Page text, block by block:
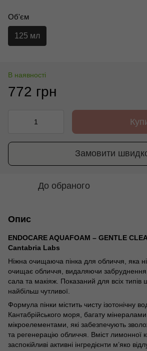
Об'єм
125 мл
В наявності
772 грн
Замовити
До обраного
Опис
ENDOCARE AQUAFOAM – GENTLE
Cantabria Labs
Ніжна очищаюча пінка для обличчя, яка
очищає обличчя, видаляючи
сала та макіяж. Показаний для всіх типів
найбільш чутливої.
Формула пінки містить чисту ізотонічну
Кантабрійського моря, багату
мікроелементами, які забезпечують
та регенерацію обличчя. Вміст лимонної
заспокійливі активні інгредієнти м’яко